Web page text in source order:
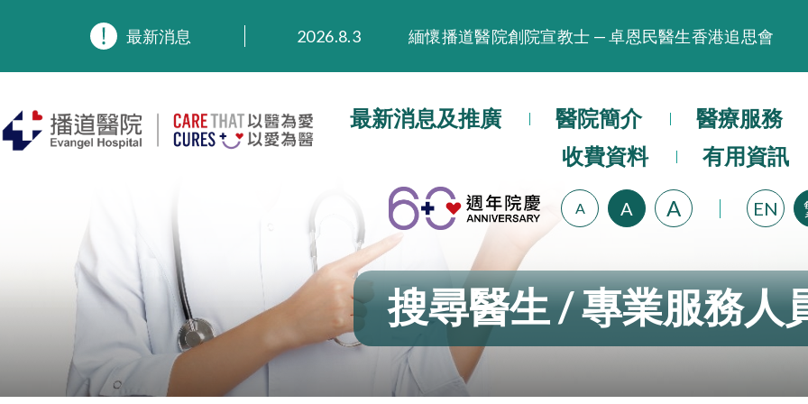
最新消息 2026.8.3
緬懷播道醫院創院宣教士 — 卓恩民醫生香港追思會
2025.9.23
2025.8.4
播道醫院體檢服務獲客戶正面評價
播道醫院手機App已推出查閱病歷記錄及求診資料功能
最新消息及推廣 醫院簡介
醫療服務
收費資料
有用資訊
A A A EN
搜尋醫生 / 專業服務人